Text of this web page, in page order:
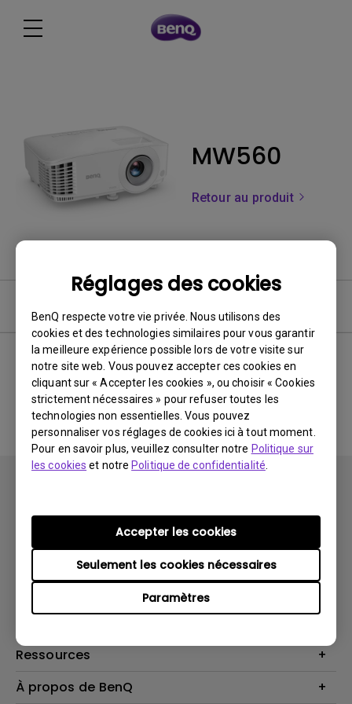
Réglages des cookies
BenQ respecte votre vie privée. Nous utilisons des
cookies et des technologies similaires pour vous garantir
la meilleure expérience possible lors de votre visite sur
notre site web. Vous pouvez accepter ces cookies en
cliquant sur « Accepter les cookies », ou choisir « Cookies
strictement nécessaires » pour refuser toutes les
technologies non essentielles. Vous pouvez
personnaliser vos réglages de cookies ici à tout moment.
Pour en savoir plus, veuillez consulter notre Politique sur
les cookies et notre Politique de confidentialité
Paramètres
Seulement les cookies nécessaires
Accepter les cookies
MW560
Retour au produit
Aucune FAQ associée
Vidéoprojecteurs
Haut-parleur
Solutions
Contactez-nous
Recycling
Ressources
Centre de connaissances
À propos de BenQ